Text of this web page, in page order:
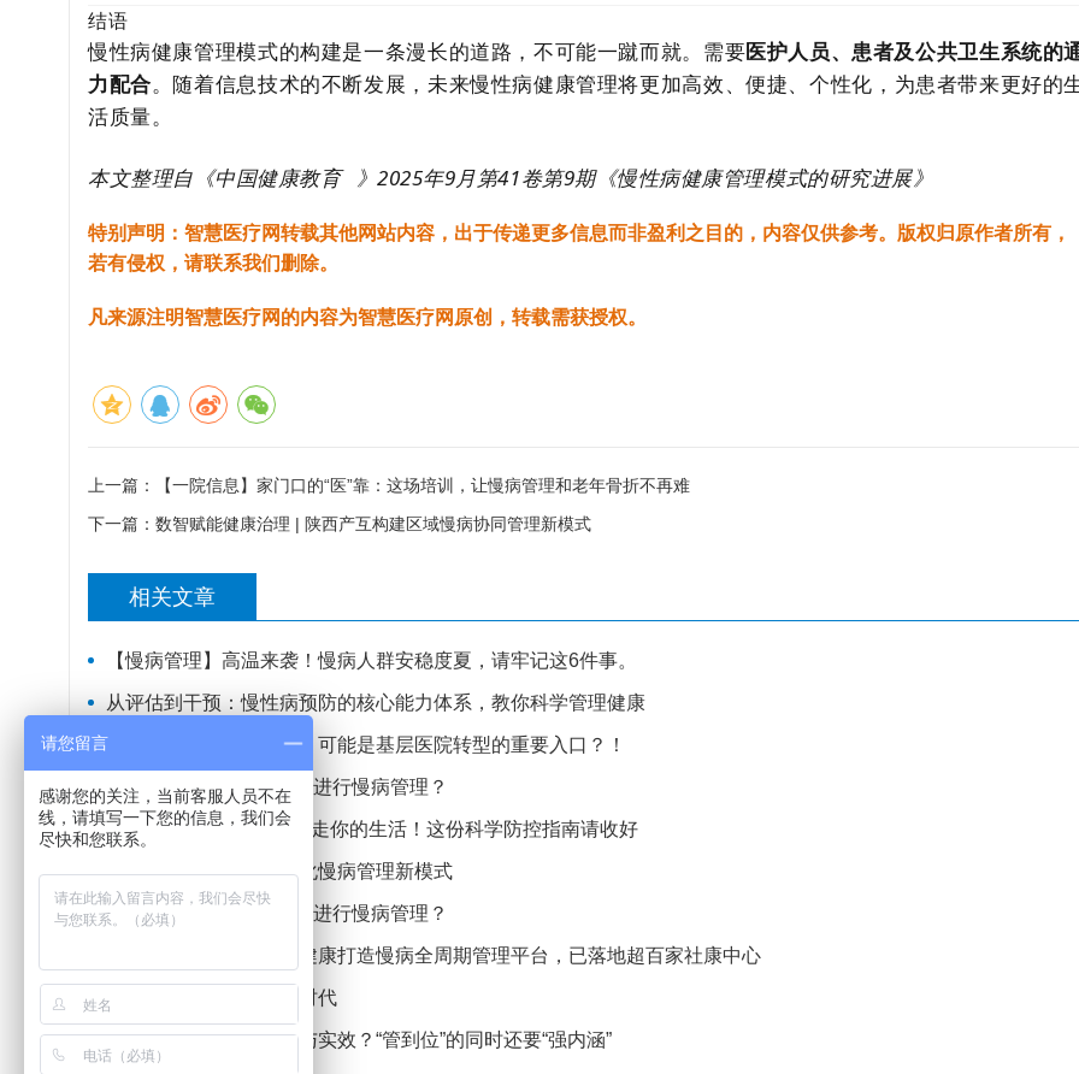
结语
慢性病健康管理模式的构建是一条漫长的道路，不可能一蹴而就。需要医护人员、患者及公共卫生系统的
力配合。随着信息技术的不断发展，未来慢性病健康管理将更加高效、便捷、个性化，为患者带来更好的
活质量。
本文整理自《中国健康教育 》2025年9月第41卷第9期《慢性病健康管理模式的研究进展》
特别声明：智慧医疗网转载其他网站内容，出于传递更多信息而非盈利之目的，内容仅供参考。版权归原作者所有，
若有侵权，请联系我们删除。
凡来源注明智慧医疗网的内容为智慧医疗网原创，转载需获授权。
上一篇：
【一院信息】家门口的“医”靠：这场培训，让慢病管理和老年骨折不再难
下一篇： 数智赋能健康治理 | 陕西产互构建区域慢病协同管理新模式
相关文章
【慢病管理】高温来袭！慢病人群安稳度夏，请牢记这6件事。
从评估到干预：慢性病预防的核心能力体系，教你科学管理健康
【绩效讨论】慢病管理，可能是基层医院转型的重要入口？！
慢病科普知识系列 | 如何进行慢病管理？
健康科普】别让“慢病”偷走你的生活！这份科学防控指南请收好
祥云县探索县乡村一体化慢病管理新模式
慢病科普知识系列 | 如何进行慢病管理？
北大深圳医院携手腾讯健康打造慢病全周期管理平台，已落地超百家社康中心
数字医疗：慢病管理新时代
专病管理如何做出特色与实效？“管到位”的同时还要“强内涵”
请您留言
感谢您的关注，当前客服人员不在
线，请填写一下您的信息，我们会
尽快和您联系。